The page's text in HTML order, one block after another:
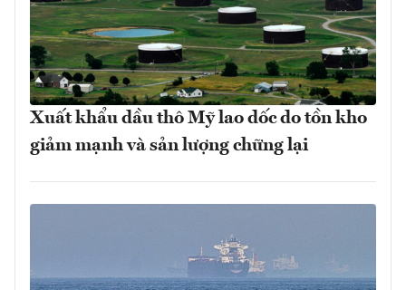
Xuất khẩu dầu thô Mỹ lao dốc do tồn kho
giảm mạnh và sản lượng chững lại